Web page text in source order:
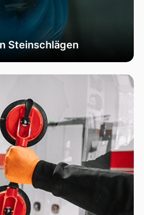
Steinschlägen
zu
Sie größere Risse und
spezialisiertes Verfahren,
Ihrer Scheibe effektiv